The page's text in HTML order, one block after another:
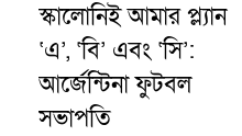
স্কালোনিই আমার প্ল্যান
‘এ’, ‘বি’ এবং ‘সি’:
আর্জেন্টিনা ফুটবল
সভাপতি